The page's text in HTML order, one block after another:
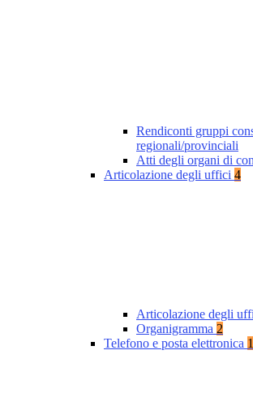
Rendiconti gruppi
regionali/provinciali
Atti degli organi di
Articolazione degli uffici 4
Articolazione degli
Organigramma 2
Telefono e posta elettronica 1